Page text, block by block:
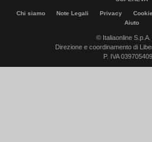
Chi siamo Note Legali Privacy
Aiuto
© Italiaonline
Direzione e coordinamento di
P. IVA